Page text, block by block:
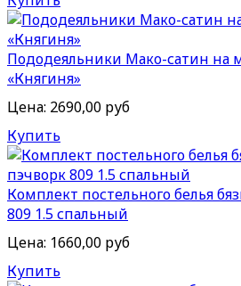
Пододеяльники Мако-сатин на
«Княгиня»
Цена: 2690,00 руб
Купить
Комплект постельного белья
809 1.5 спальный
Цена: 1660,00 руб
Купить